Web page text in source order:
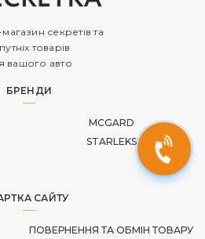
магазин секретів та
товарів
вашого авто
БРЕНДИ
MCGARD
STARLEKS
САЙТУ
ПОВЕРНЕННЯ ТА ОБМІН ТОВАРУ